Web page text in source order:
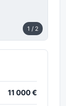
1 / 2
11 000 €